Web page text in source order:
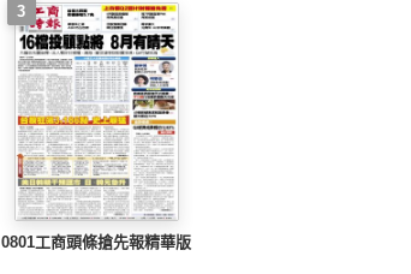
3
0801工商頭條搶先報精華版